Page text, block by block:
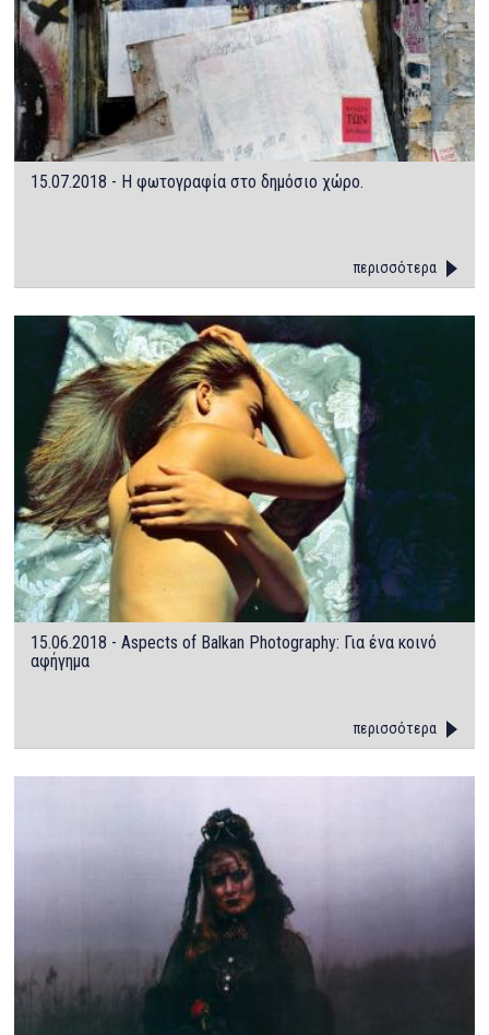
15.07.2018 - Η φωτογραφία στο δημόσιο χώρο.
περισσότερα
15.06.2018 - Aspects of Balkan Photography: Για ένα κοινό
αφήγημα
περισσότερα